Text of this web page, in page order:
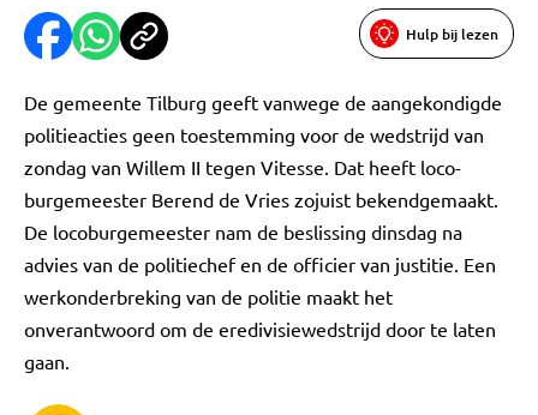
Hulp bij lezen
De gemeente Tilburg geeft vanwege de aangekondigde
politieacties geen toestemming voor de wedstrijd van
zondag van Willem II tegen Vitesse. Dat heeft loco-
burgemeester Berend de Vries zojuist bekendgemaakt.
De locoburgemeester nam de beslissing dinsdag na
advies van de politiechef en de officier van justitie. Een
werkonderbreking van de politie maakt het
onverantwoord om de eredivisiewedstrijd door te laten
gaan.